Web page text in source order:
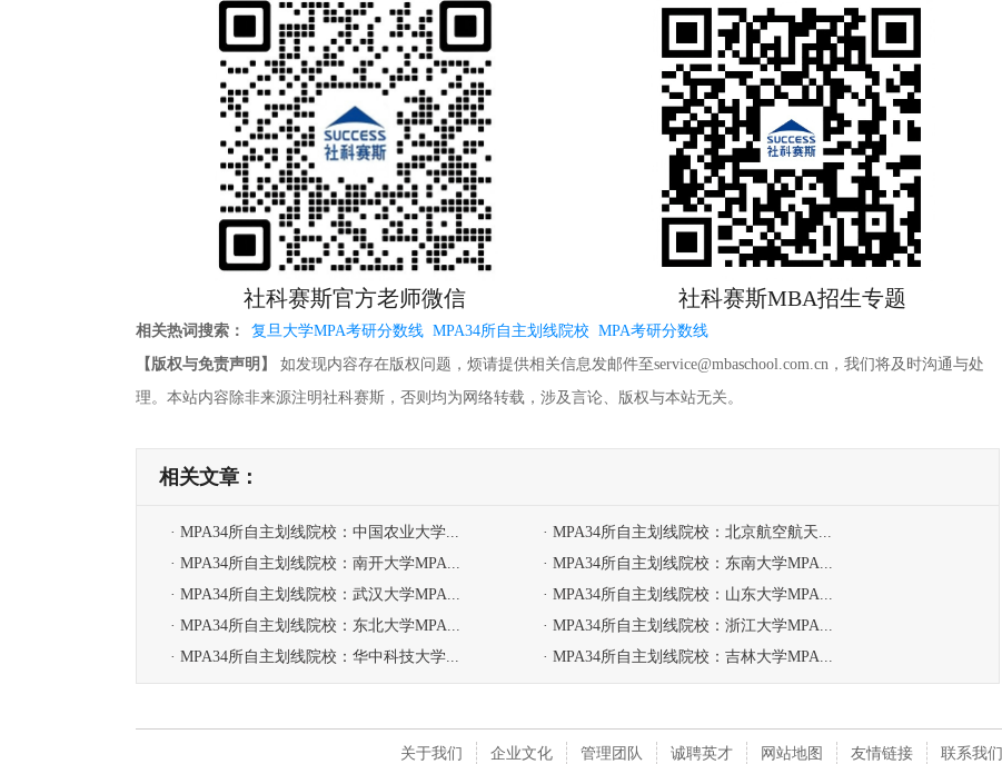
社科赛斯官方老师微信 社科赛斯MBA招生专题
相关热词搜索： 复旦大学MPA考研分数线 MPA34所自主划线院校 MPA考研分数线
【版权与免责声明】
如发现内容存在版权问题，烦请提供相关信息发邮件至service@mbaschool.com.cn，我们将及时沟通与处
理。本站内容除非来源注明社科赛斯，否则均为网络转载，涉及言论、版权与本站无关。
相关文章：
· MPA34所自主划线院校：中国农业大学...
· MPA34所自主划线院校：北京航空航天...
· MPA34所自主划线院校：南开大学MPA...
· MPA34所自主划线院校：东南大学MPA...
· MPA34所自主划线院校：武汉大学MPA...
· MPA34所自主划线院校：山东大学MPA...
· MPA34所自主划线院校：东北大学MPA...
· MPA34所自主划线院校：浙江大学MPA...
· MPA34所自主划线院校：华中科技大学...
· MPA34所自主划线院校：吉林大学MPA...
关于我们 企业文化 管理团队 诚聘英才 网站地图 友情链接 联系我们